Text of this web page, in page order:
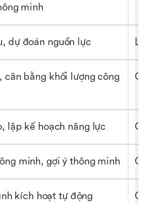
minh
dự đoán nguồn lực
cân bằng khối lượng công
lập kế hoạch năng lực
minh, gợi ý thông minh
kích hoạt tự động